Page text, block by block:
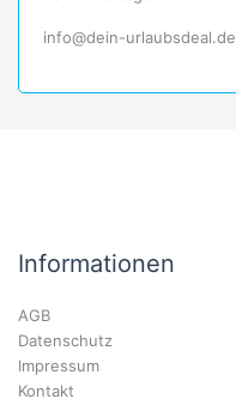
info@dein-urlaubsdeal.de
Informationen
AGB
Datenschutz
Impressum
Kontakt